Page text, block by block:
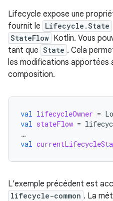
Lifecycle expose une
fournit le Lifecycle.State
StateFlow Kotlin. Vous
tant que State . Cela
les modifications apportées
composition.
val lifecycleOwner =
val stateFlow =
…
val
L'exemple précédent est
lifecycle-common . La